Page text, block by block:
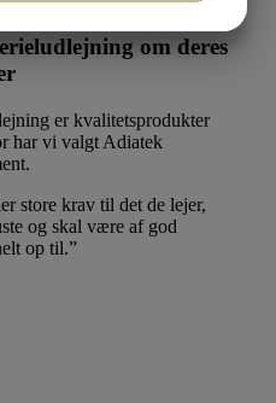
om deres
er kvalitetsprodukter
har vi valgt Adiatek
store krav til det de lejer,
og skal være af god
op til.”
STATISTIK